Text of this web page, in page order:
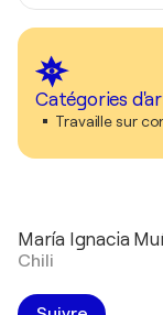
Catégories
Travaille sur
María Ignacia
Chili